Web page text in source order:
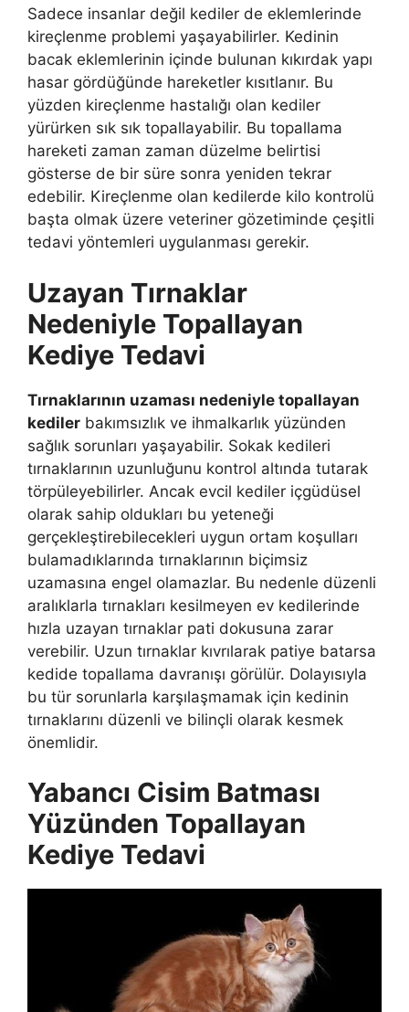
Sadece insanlar değil kediler de eklemlerinde
kireçlenme problemi yaşayabilirler. Kedinin
bacak eklemlerinin içinde bulunan kıkırdak yapı
hasar gördüğünde hareketler kısıtlanır. Bu
yüzden kireçlenme hastalığı olan kediler
yürürken sık sık topallayabilir. Bu topallama
hareketi zaman zaman düzelme belirtisi
gösterse de bir süre sonra yeniden tekrar
edebilir. Kireçlenme olan kedilerde kilo kontrolü
başta olmak üzere veteriner gözetiminde çeşitli
tedavi yöntemleri uygulanması gerekir.
Uzayan Tırnaklar
Nedeniyle Topallayan
Kediye Tedavi
Tırnaklarının uzaması nedeniyle topallayan
kediler bakımsızlık ve ihmalkarlık yüzünden
sağlık sorunları yaşayabilir. Sokak kedileri
tırnaklarının uzunluğunu kontrol altında tutarak
törpüleyebilirler. Ancak evcil kediler içgüdüsel
olarak sahip oldukları bu yeteneği
gerçekleştirebilecekleri uygun ortam koşulları
bulamadıklarında tırnaklarının biçimsiz
uzamasına engel olamazlar. Bu nedenle düzenli
aralıklarla tırnakları kesilmeyen ev kedilerinde
hızla uzayan tırnaklar pati dokusuna zarar
verebilir. Uzun tırnaklar kıvrılarak patiye batarsa
kedide topallama davranışı görülür. Dolayısıyla
bu tür sorunlarla karşılaşmamak için kedinin
tırnaklarını düzenli ve bilinçli olarak kesmek
önemlidir.
Yabancı Cisim Batması
Yüzünden Topallayan
Kediye Tedavi